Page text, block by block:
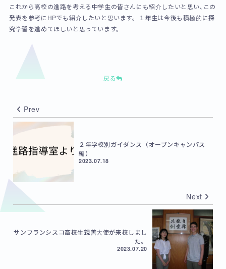
これから高校の進路を考える中学生の皆さんにも紹介したいと思い､この
発表を参考にHPでも紹介したいと思います。１年生は今後も積極的に探
究学習を進めてほしいと思っています。
戻る
Prev
２年学校別ガイダンス（オープンキャンパス
編）
2023.07.18
Next
サンフランシスコ高校生親善大使が来校しまし
た。
2023.07.20